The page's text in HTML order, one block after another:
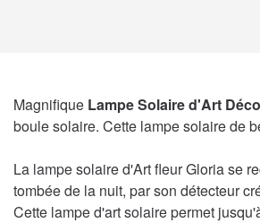
Magnifique Lampe Solaire d'Art
boule solaire. Cette lampe solaire de
La lampe solaire d'Art fleur Gloria se
tombée de la nuit, par son détecteur
Cette lampe d'art solaire permet